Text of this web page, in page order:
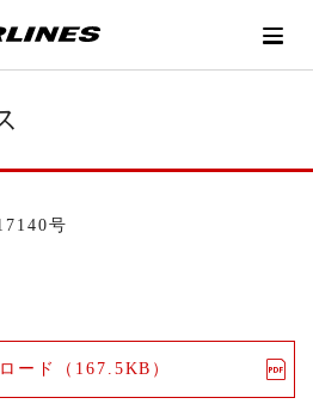
号
ード（167.5KB）